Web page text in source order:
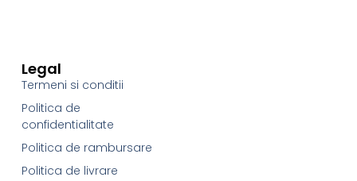
Legal
Termeni si conditii
Politica de
confidentialitate
Politica de rambursare
Politica de livrare